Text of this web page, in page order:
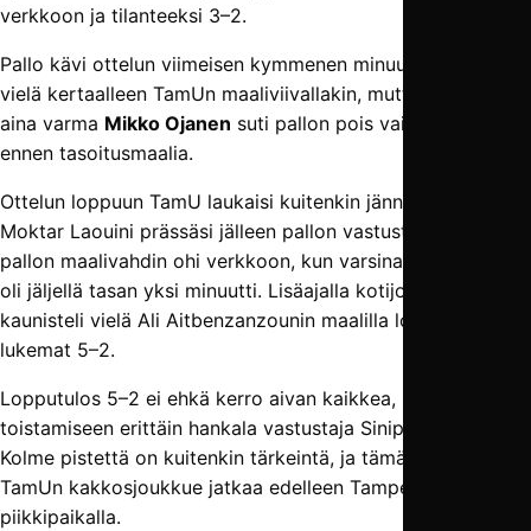
verkkoon ja tilanteeksi 3–2.
Pallo kävi ottelun viimeisen kymmenen minuutin aikana
vielä kertaalleen TamUn maaliviivallakin, mutta Sinipaitojen
aina varma Mikko Ojanen suti pallon pois vain senttejä
ennen tasoitusmaalia.
Ottelun loppuun TamU laukaisi kuitenkin jännityksen, kun
Moktar Laouini prässäsi jälleen pallon vastustajalta ja pisti
pallon maalivahdin ohi verkkoon, kun varsinaista peliaikaa
oli jäljellä tasan yksi minuutti. Lisäajalla kotijoukkue
kaunisteli vielä Ali Aitbenzanzounin maalilla lopulliset
lukemat 5–2.
Lopputulos 5–2 ei ehkä kerro aivan kaikkea, sillä TP-49 oli
toistamiseen erittäin hankala vastustaja Sinipaidoille.
Kolme pistettä on kuitenkin tärkeintä, ja tämän turvin
TamUn kakkosjoukkue jatkaa edelleen Tampereen Nelosen
piikkipaikalla.